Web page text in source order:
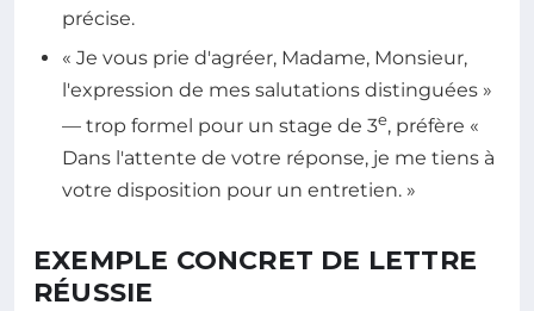
précise.
« Je vous prie d'agréer, Madame, Monsieur,
l'expression de mes salutations distinguées »
— trop formel pour un stage de 3e, préfère «
Dans l'attente de votre réponse, je me tiens à
votre disposition pour un entretien. »
EXEMPLE CONCRET DE LETTRE
RÉUSSIE